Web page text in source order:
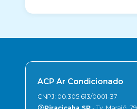
ACP Ar Condicionado
CNPJ: 00.305.613/0001-37